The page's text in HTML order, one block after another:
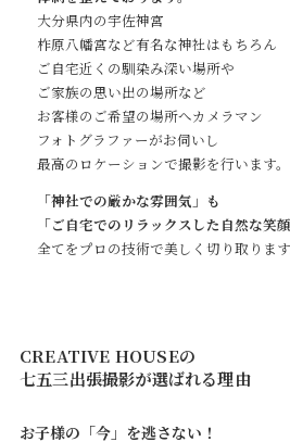
大分県内の宇佐神宮
柞原八幡宮など有名な神社はもちろん
ご自宅近くの馴染み深い場所や
ご家族の思い出の場所など
お客様のご希望の場所へカメラマン
フォトグラファーがお伺いし
最高のロケーションで撮影を行います。
「神社での厳かな雰囲気」も
「ご自宅でのリラックスした自然な笑顔
全てをプロの技術で美しく切り取ります
CREATIVE HOUSEの
七五三出張撮影が選ばれる理由
お子様の 「今」 を逃さない！